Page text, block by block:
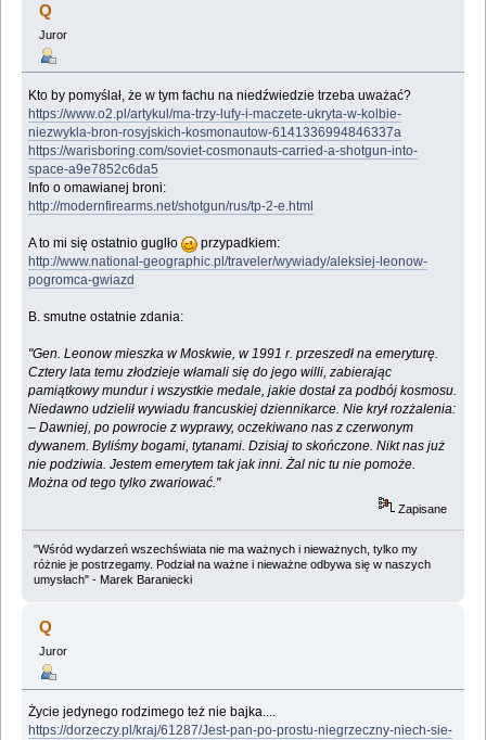
Q
Juror
Kto by pomyślał, że w tym fachu na niedźwiedzie trzeba uważać?
https://www.o2.pl/artykul/ma-trzy-lufy-i-maczete-ukryta-w-kolbie-
niezwykla-bron-rosyjskich-kosmonautow-6141336994846337a
https://warisboring.com/soviet-cosmonauts-carried-a-shotgun-into-
space-a9e7852c6da5
Info o omawianej broni:
http://modernfirearms.net/shotgun/rus/tp-2-e.html
A to mi się ostatnio guglło
przypadkiem:
http://www.national-geographic.pl/traveler/wywiady/aleksiej-leonow-
pogromca-gwiazd
B. smutne ostatnie zdania:
"Gen. Leonow mieszka w Moskwie, w 1991 r. przeszedł na emeryturę.
Cztery lata temu złodzieje włamali się do jego willi, zabierając
pamiątkowy mundur i wszystkie medale, jakie dostał za podbój kosmosu.
Niedawno udzielił wywiadu francuskiej dziennikarce. Nie krył rozżalenia:
– Dawniej, po powrocie z wyprawy, oczekiwano nas z czerwonym
dywanem. Byliśmy bogami, tytanami. Dzisiaj to skończone. Nikt nas już
nie podziwia. Jestem emerytem tak jak inni. Żal nic tu nie pomoże.
Można od tego tylko zwariować."
Zapisane
"Wśród wydarzeń wszechświata nie ma ważnych i nieważnych, tylko my
różnie je postrzegamy. Podział na ważne i nieważne odbywa się w naszych
umysłach" - Marek Baraniecki
Q
Juror
Życie jedynego rodzimego też nie bajka....
https://dorzeczy.pl/kraj/61287/Jest-pan-po-prostu-niegrzeczny-niech-sie-